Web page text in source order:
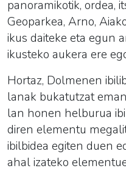
panoramikotik, ordea,
Geoparkea, Arno,
ikus daiteke eta egun
ikusteko aukera ere
Hortaz, Dolmenen
lanak bukatutzat
lan honen helburua
diren elementu
ibilbidea egiten duen
ahal izateko